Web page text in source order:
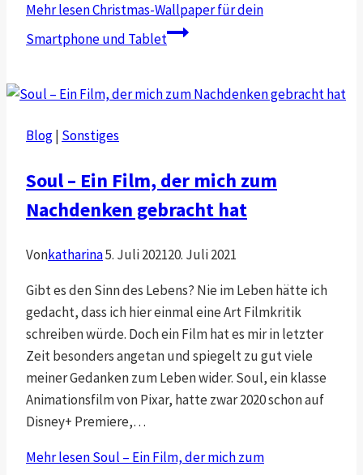
Mehr lesenChristmas-Wallpaper für dein
Smartphone und Tablet
Blog| Sonstiges
Soul – Ein Film, der mich zum
Nachdenken gebracht hat
Vonkatharina5. Juli 202120. Juli 2021
Gibt es den Sinn des Lebens? Nie im Leben hätte ich
gedacht, dass ich hier einmal eine Art Filmkritik
schreiben würde. Doch ein Film hat es mir in letzter
Zeit besonders angetan und spiegelt zu gut viele
meiner Gedanken zum Leben wider. Soul, ein klasse
Animationsfilm von Pixar, hatte zwar 2020 schon auf
Disney+ Premiere,…
Mehr lesenSoul – Ein Film, der mich zum